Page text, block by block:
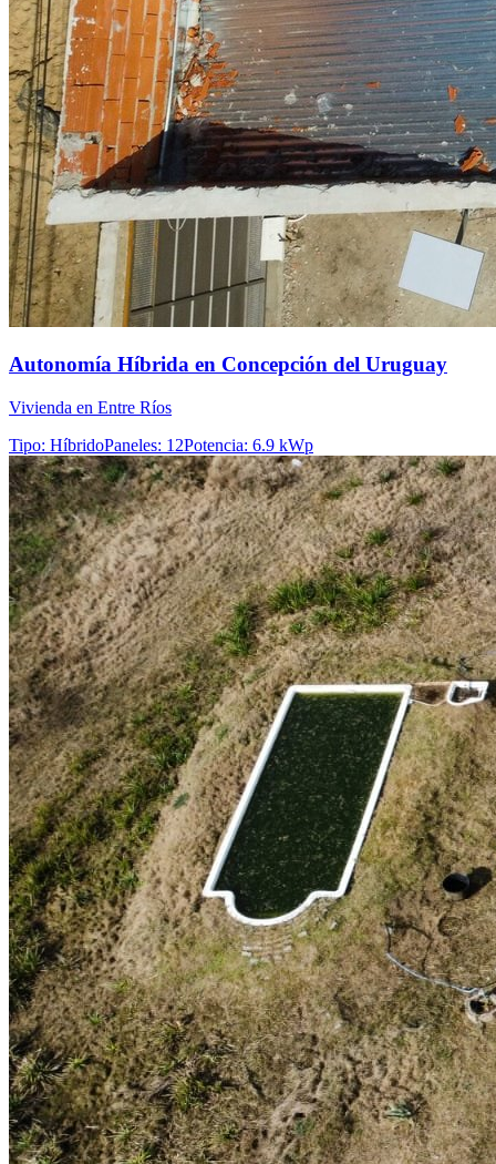
Autonomía Híbrida en Concepción del Uruguay
Vivienda en Entre Ríos
Tipo: HíbridoPaneles: 12Potencia: 6.9 kWp